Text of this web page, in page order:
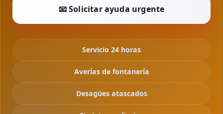
📧 Solicitar ayuda urgente
Servicio 24 horas
Averías de fontanería
Desagües atascados